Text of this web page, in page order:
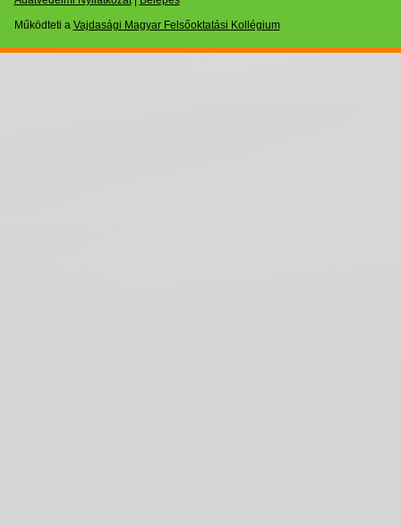
Működteti a Vajdasági Magyar Felsőoktatási Kollégium